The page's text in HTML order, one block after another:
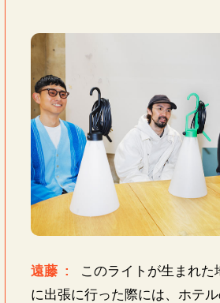
遠藤 :
このライトが生まれた
に出張に行った際には、ホテ